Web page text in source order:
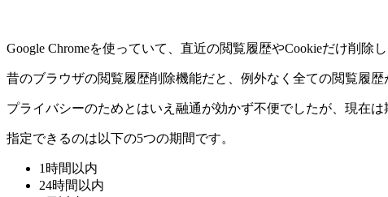
Google Chromeを使っていて、直近の閲覧履歴やCookieだけ削除
昔のブラウザの閲覧履歴削除機能だと、例外なく全ての閲覧履歴
プライバシーのためとはいえ融通が効かず不便でしたが、現在
指定できるのは以下の5つの期間です。
1時間以内
24時間以内